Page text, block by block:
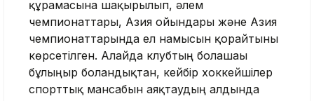
құрамасына шақырылып, әлем
чемпионаттары, Азия ойындары және Азия
чемпионаттарында ел намысын қорғайтыны
көрсетілген. Алайда клубтың болашағы
бұлыңғыр болғандықтан, кейбір хоккейшілер
спорттық мансабын аяқтаудың алдында